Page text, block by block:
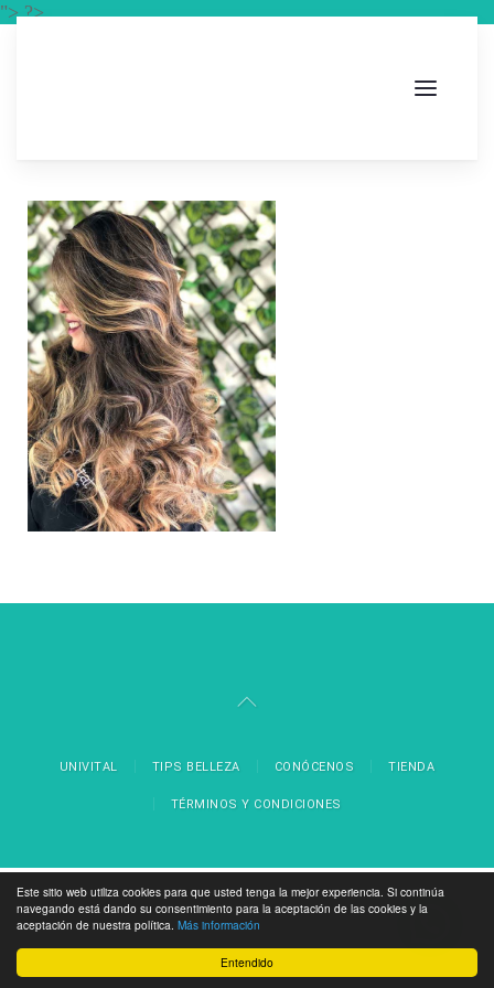
Entendido
Este sitio web utiliza cookies para que usted tenga la mejor experiencia. Si continúa
navegando está dando su consentimiento para la aceptación de las cookies y la
aceptación de nuestra política. Más información
"> ?>
UNIVITAL TIPS BELLEZA CONÓCENOS TIENDA
TÉRMINOS Y CONDICIONES